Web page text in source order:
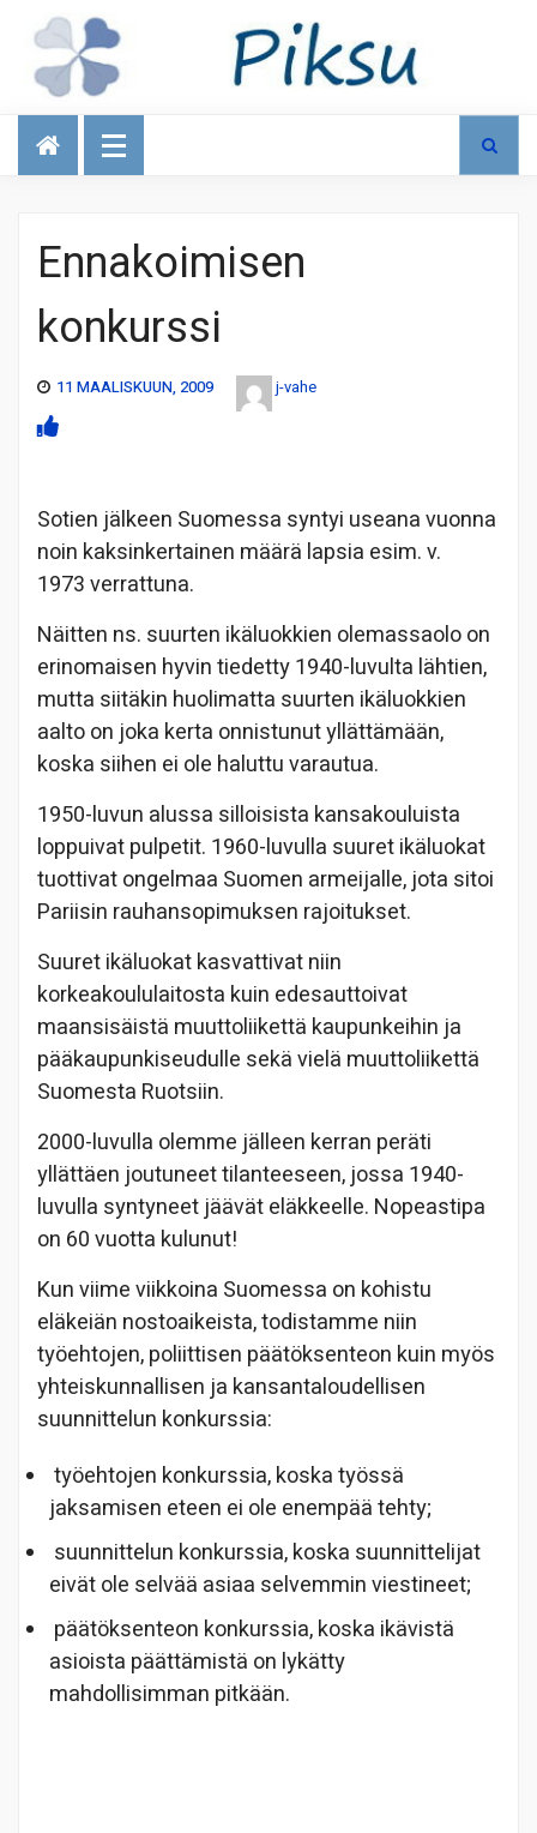
Talous
Ennakoimisen
konkurssi
11 MAALISKUUN, 2009 j-vahe
Sotien jälkeen Suomessa syntyi useana vuonna
noin kaksinkertainen määrä lapsia esim. v.
1973 verrattuna.
Näitten ns. suurten ikäluokkien olemassaolo on
erinomaisen hyvin tiedetty 1940-luvulta lähtien,
mutta siitäkin huolimatta suurten ikäluokkien
aalto on joka kerta onnistunut yllättämään,
koska siihen ei ole haluttu varautua.
1950-luvun alussa silloisista kansakouluista
loppuivat pulpetit. 1960-luvulla suuret ikäluokat
tuottivat ongelmaa Suomen armeijalle, jota sitoi
Pariisin rauhansopimuksen rajoitukset.
Suuret ikäluokat kasvattivat niin
korkeakoululaitosta kuin edesauttoivat
maansisäistä muuttoliikettä kaupunkeihin ja
pääkaupunkiseudulle sekä vielä muuttoliikettä
Suomesta Ruotsiin.
2000-luvulla olemme jälleen kerran peräti
yllättäen joutuneet tilanteeseen, jossa 1940-
luvulla syntyneet jäävät eläkkeelle. Nopeastipa
on 60 vuotta kulunut!
Kun viime viikkoina Suomessa on kohistu
eläkeiän nostoaikeista, todistamme niin
työehtojen, poliittisen päätöksenteon kuin myös
yhteiskunnallisen ja kansantaloudellisen
suunnittelun konkurssia:
työehtojen konkurssia, koska työssä
jaksamisen eteen ei ole enempää tehty;
suunnittelun konkurssia, koska suunnittelijat
eivät ole selvää asiaa selvemmin viestineet;
päätöksenteon konkurssia, koska ikävistä
asioista päättämistä on lykätty
mahdollisimman pitkään.